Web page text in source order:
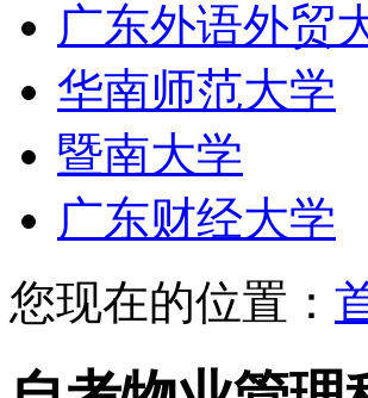
广东外语外贸
华南师范大学
暨南大学
广东财经大学
您现在的位置：